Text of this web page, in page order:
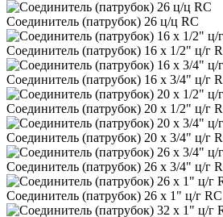
Соединитель (патрубок) 26 ц/ц RC
Соединитель (патрубок) 16 х 1/2" ц/г
Соединитель (патрубок) 16 х 3/4" ц/г
Соединитель (патрубок) 20 х 1/2" ц/г
Соединитель (патрубок) 20 х 3/4" ц/г
Соединитель (патрубок) 26 х 3/4" ц/г
Соединитель (патрубок) 26 х 1" ц/г RC